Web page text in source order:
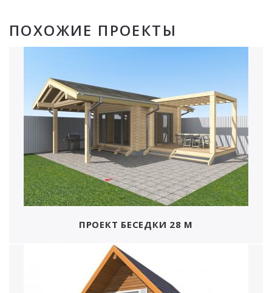
ПОХОЖИЕ ПРОЕКТЫ
ПРОЕКТ БЕСЕДКИ 28 М